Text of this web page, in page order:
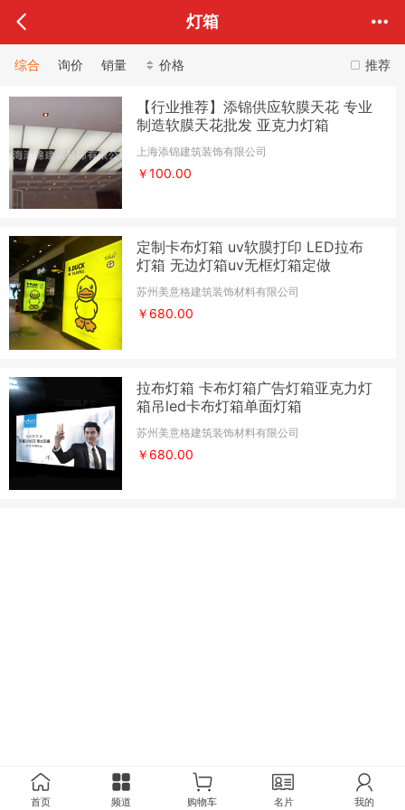
灯箱
推荐
综合 询价 销量 价格
【行业推荐】添锦供应软膜天花 专业
制造软膜天花批发 亚克力灯箱
上海添锦建筑装饰有限公司
￥100.00
定制卡布灯箱 uv软膜打印 LED拉布
灯箱 无边灯箱uv无框灯箱定做
苏州美意格建筑装饰材料有限公司
￥680.00
拉布灯箱 卡布灯箱广告灯箱亚克力灯
箱吊led卡布灯箱单面灯箱
苏州美意格建筑装饰材料有限公司
￥680.00
首页 频道 购物车 名片 我的